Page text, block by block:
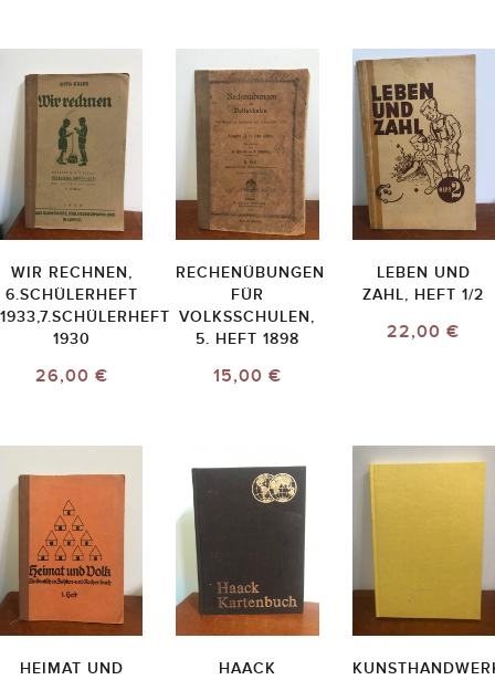
WIR RECHNEN,
6.SCHÜLERHEFT
1933,7.SCHÜLERHEFT
1930
26,00 €
RECHENÜBUNGEN
FÜR
VOLKSSCHULEN,
5. HEFT 1898
15,00 €
LEBEN UND
ZAHL, HEFT 1/2
22,00 €
HEIMAT UND
HAACK